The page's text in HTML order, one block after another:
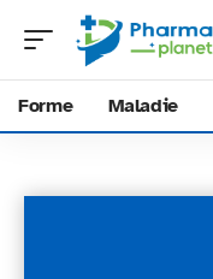
Forme Maladie